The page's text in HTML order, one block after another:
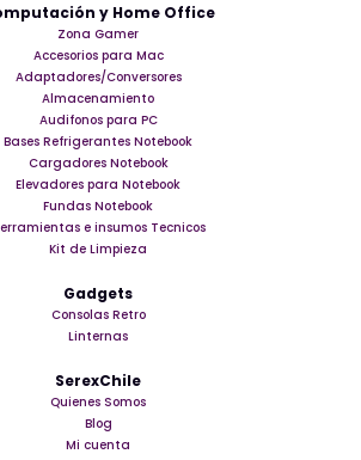
y Home Office
Zona Gamer
Accesorios para Mac
Adaptadores/Conversores
Almacenamiento
Audifonos para PC
Bases Refrigerantes Notebook
Cargadores Notebook
Elevadores para Notebook
Fundas Notebook
e insumos Tecnicos
Kit de Limpieza
Gadgets
Consolas Retro
Linternas
SerexChile
Quienes Somos
Blog
Mi cuenta